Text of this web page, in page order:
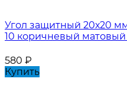
Угол защитный 20х20
10 коричневый матовый
580 ₽
Купить